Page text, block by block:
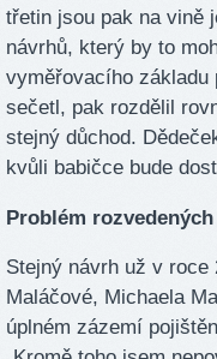
třetin jsou pak na vině
návrhů, který by to
vyměřovacího základu
sečetl, pak rozdělil
stejný důchod.
kvůli babičce bude
Problém rozvedených
Stejný návrh už v roce
Maláčové, Michaela
úplném zázemí